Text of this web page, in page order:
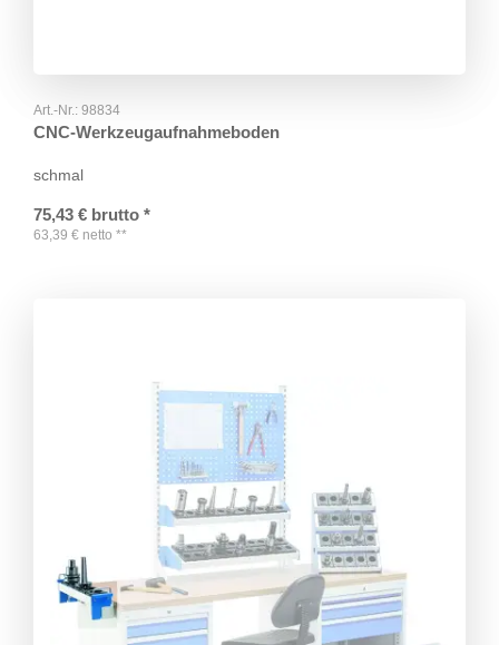
Art.-Nr.: 98834
CNC-Werkzeugaufnahmeboden
schmal
75,43 € brutto *
63,39 € netto **